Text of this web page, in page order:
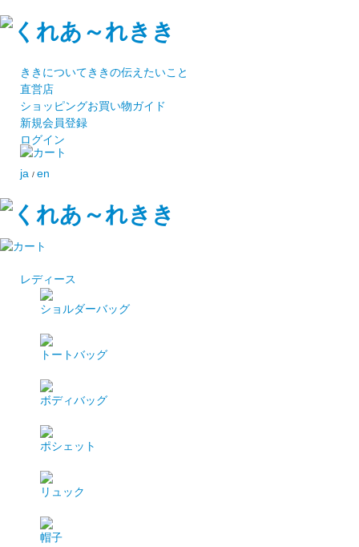
ききについてききの伝えたいこと
直営店
ショッピングお買い物ガイド
新規会員登録
ログイン
ja / en
レディース
ショルダーバッグ
トートバッグ
ボディバッグ
ポシェット
リュック
帽子